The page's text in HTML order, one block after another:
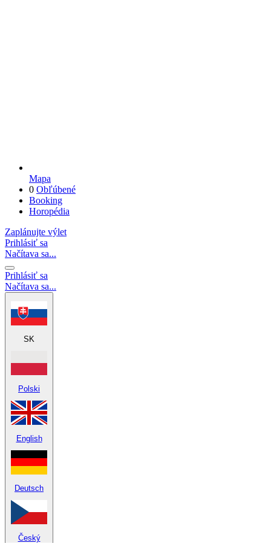
Mapa
0 Obľúbené
Booking
Horopédia
Zaplánujte výlet
Prihlásiť sa
Načítava sa...
Prihlásiť sa
Načítava sa...
SK
Polski
English
Deutsch
Český